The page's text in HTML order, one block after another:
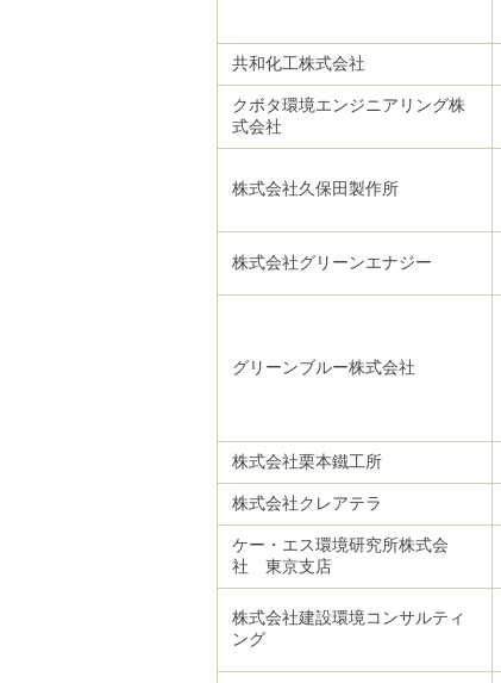
共和化工株式会社
クボタ環境エンジニアリング株
式会社
株式会社久保田製作所
株式会社グリーンエナジー
グリーンブルー株式会社
株式会社栗本鐵工所
株式会社クレアテラ
ケー・エス環境研究所株式会
社 東京支店
株式会社建設環境コンサルティ
ング